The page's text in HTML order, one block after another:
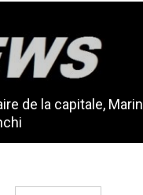
de la capitale, Marin